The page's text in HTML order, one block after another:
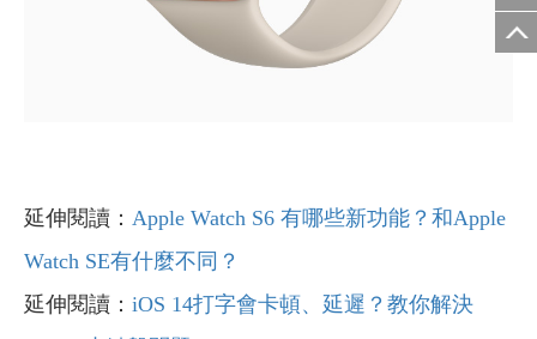
延伸閱讀： Apple Watch S6 有哪些新功能？和Apple
Watch SE有什麼不同？
延伸閱讀： iOS 14打字會卡頓、延遲？教你解決